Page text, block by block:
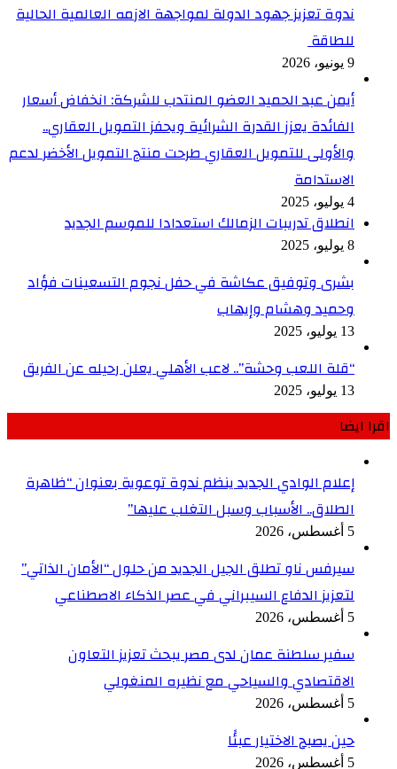
ندوة تعزيز جهود الدولة لمواجهة الازمه العالمية الحالية
للطاقة
9 يونيو، 2026
أيمن عبد الحميد العضو المنتدب للشركة: انخفاض أسعار
الفائدة يعزز القدرة الشرائية ويحفز التمويل العقاري..
والأولى للتمويل العقاري طرحت منتج التمويل الأخضر لدعم
الاستدامة
4 يوليو، 2025
انطلاق تدريبات الزمالك استعدادا للموسم الجديد
8 يوليو، 2025
بشرى وتوفيق عكاشة في حفل نجوم التسعينات فؤاد
وحميد وهشام وإيهاب
13 يوليو، 2025
“قلة اللعب وحشة”.. لاعب الأهلي يعلن رحيله عن الفريق
13 يوليو، 2025
اقرا ايضا
إعلام الوادي الجديد ينظم ندوة توعوية بعنوان “ظاهرة
الطلاق.. الأسباب وسبل التغلب عليها”
5 أغسطس، 2026
سيرفس ناو تطلق الجيل الجديد من حلول “الأمان الذاتي”
لتعزيز الدفاع السيبراني في عصر الذكاء الاصطناعي
5 أغسطس، 2026
سفير سلطنة عمان لدى مصر يبحث تعزيز التعاون
الاقتصادي والسياحي مع نظيره المنغولي
5 أغسطس، 2026
حين يصبح الاختيار عبئًا
5 أغسطس، 2026